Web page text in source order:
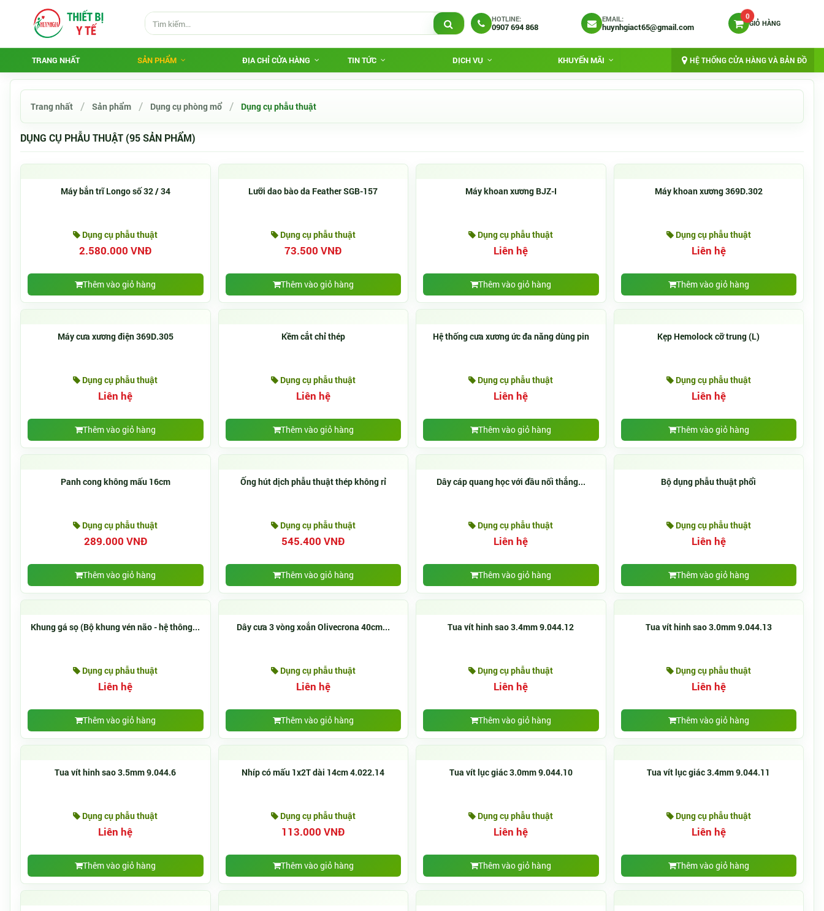
HOTLINE:
0907 694 868
EMAIL:
huynhgiact65@gmail.com
0
GIỎ HÀNG
TRANG NHẤT SẢN PHẨM ĐỊA CHỈ CỬA HÀNG TIN TỨC DỊCH VỤ KHUYẾN MÃI HỆ THỐNG CỬA HÀNG VÀ BẢN ĐỒ
Trang nhất Sản phẩm Dụng cụ phòng mổ Dụng cụ phẫu thuật
DỤNG CỤ PHẪU THUẬT (95 SẢN PHẨM)
Máy bắn trĩ Longo số 32 / 34
Dụng cụ phẫu thuật
2.580.000 VNĐ
Thêm vào giỏ hàng
Lưỡi dao bào da Feather SGB-157
Dụng cụ phẫu thuật
73.500 VNĐ
Thêm vào giỏ hàng
Máy khoan xương BJZ-I
Dụng cụ phẫu thuật
Liên hệ
Thêm vào giỏ hàng
Máy khoan xương 369D.302
Dụng cụ phẫu thuật
Liên hệ
Thêm vào giỏ hàng
Máy cưa xương điện 369D.305
Dụng cụ phẫu thuật
Liên hệ
Thêm vào giỏ hàng
Kềm cắt chỉ thép
Dụng cụ phẫu thuật
Liên hệ
Thêm vào giỏ hàng
Hệ thống cưa xương ức đa năng dùng pin
Dụng cụ phẫu thuật
Liên hệ
Thêm vào giỏ hàng
Kẹp Hemolock cỡ trung (L)
Dụng cụ phẫu thuật
Liên hệ
Thêm vào giỏ hàng
Panh cong không mấu 16cm
Dụng cụ phẫu thuật
289.000 VNĐ
Thêm vào giỏ hàng
Ống hút dịch phẫu thuật thép không rỉ
Dụng cụ phẫu thuật
545.400 VNĐ
Thêm vào giỏ hàng
Dây cáp quang học với đầu nối thẳng...
Dụng cụ phẫu thuật
Liên hệ
Thêm vào giỏ hàng
Bộ dụng phẫu thuật phổi
Dụng cụ phẫu thuật
Liên hệ
Thêm vào giỏ hàng
Khung gá sọ (Bộ khung vén não - hệ thông...
Dụng cụ phẫu thuật
Liên hệ
Thêm vào giỏ hàng
Dây cưa 3 vòng xoắn Olivecrona 40cm...
Dụng cụ phẫu thuật
Liên hệ
Thêm vào giỏ hàng
Tua vít hinh sao 3.4mm 9.044.12
Dụng cụ phẫu thuật
Liên hệ
Thêm vào giỏ hàng
Tua vít hinh sao 3.0mm 9.044.13
Dụng cụ phẫu thuật
Liên hệ
Thêm vào giỏ hàng
Tua vít hinh sao 3.5mm 9.044.6
Dụng cụ phẫu thuật
Liên hệ
Thêm vào giỏ hàng
Nhíp có mấu 1x2T dài 14cm 4.022.14
Dụng cụ phẫu thuật
113.000 VNĐ
Thêm vào giỏ hàng
Tua vít lục giác 3.0mm 9.044.10
Dụng cụ phẫu thuật
Liên hệ
Thêm vào giỏ hàng
Tua vít lục giác 3.4mm 9.044.11
Dụng cụ phẫu thuật
Liên hệ
Thêm vào giỏ hàng